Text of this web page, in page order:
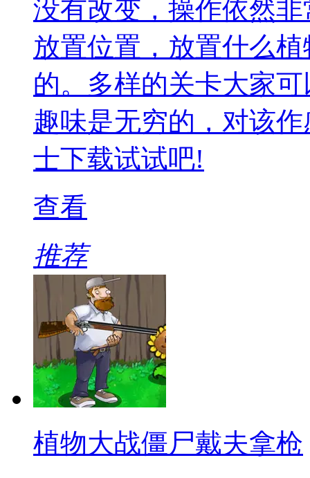
没有改变，操作依然
放置位置，放置什么
的。多样的关卡大家
趣味是无穷的，对该
士下载试试吧!
查看
推荐
植物大战僵尸戴夫拿枪